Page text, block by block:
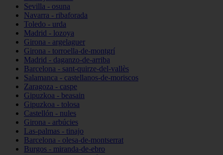
Sevilla - osuna
Navarra - ribaforada
Toledo - urda
Madrid - lozoya
Girona - argelaguer
Girona - torroella-de-montgrí
Madrid - daganzo-de-arriba
Barcelona - sant-quirze-del-vallès
Salamanca - castellanos-de-moriscos
Zaragoza - caspe
Gipuzkoa - beasain
Gipuzkoa - tolosa
Castellón - nules
Girona - arbúcies
Las-palmas - tinajo
Barcelona - olesa-de-montserrat
Burgos - miranda-de-ebro